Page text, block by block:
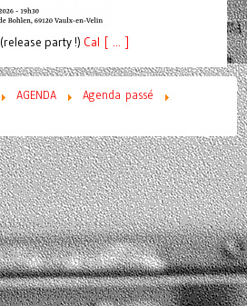
(release party !) Cal [ ... ]
AGENDA
Agenda passé